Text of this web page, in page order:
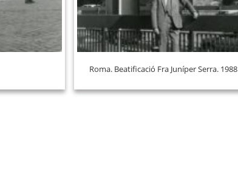
Roma. Beatificació Fra Juníper Serra. 1988